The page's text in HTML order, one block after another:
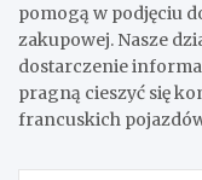
pomogą w podjęciu
zakupowej. Nasze
dostarczenie
pragną cieszyć się
francuskich